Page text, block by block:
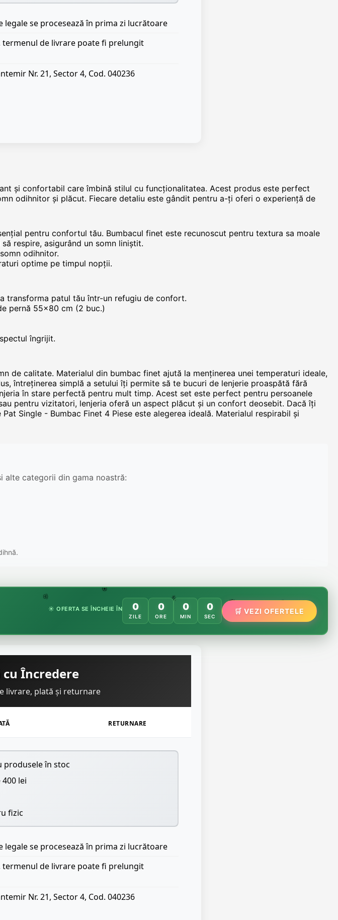
legale se procesează în prima zi lucrătoare
termenul de livrare poate fi prelungit
Nr. 21, Sector 4, Cod. 040236
și confortabil care îmbină stilul cu funcționalitatea. Acest produs este perfect
odihnitor și plăcut. Fiecare detaliu este gândit pentru a-ți oferi o experiență de
pentru confortul tău. Bumbacul finet este recunoscut pentru textura sa moale
respire, asigurând un somn liniștit.
odihnitor.
optime pe timpul nopții.
transforma patul tău într-un refugiu de confort.
pernă 55x80 cm (2 buc.)
îngrijit.
de calitate. Materialul din bumbac finet ajută la menținerea unei temperaturi ideale,
întreținerea simplă a setului îți permite să te bucuri de lenjerie proaspătă fără
în stare perfectă pentru mult timp. Acest set este perfect pentru persoanele
pentru vizitatori, lenjeria oferă un aspect plăcut și un confort deosebit. Dacă îți
Single - Bumbac Finet 4 Piese este alegerea ideală. Materialul respirabil și
alte categorii din gama noastră:
🌿
🌸
🏵️
☀️ OFERTA SE ÎNCHEIE ÎN 0
ZILE
0
ORE
0
MIN
0
SEC
🛒 VEZI OFERTELE
Încredere
livrare, plată și returnare
RETURNARE
produsele în stoc
lei
fizic
legale se procesează în prima zi lucrătoare
termenul de livrare poate fi prelungit
Nr. 21, Sector 4, Cod. 040236